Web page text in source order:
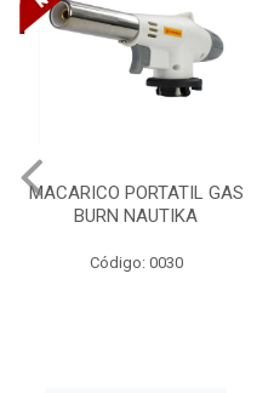
FOGAREIRO A GAS UNO
PRETO NAUTIKA
Código: 0030 A